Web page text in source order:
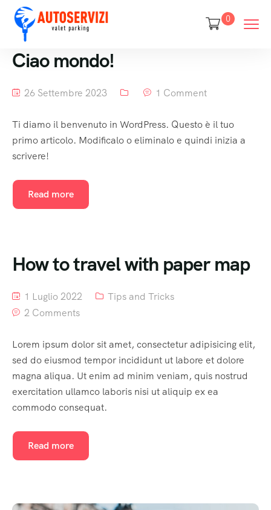
0
Ciao mondo!
26 Settembre 2023 1 Comment
Ti diamo il benvenuto in WordPress. Questo è il tuo
primo articolo. Modificalo o eliminalo e quindi inizia a
scrivere!
Read more
How to travel with paper map
1 Luglio 2022
Tips and Tricks
2 Comments
Lorem ipsum dolor sit amet, consectetur adipisicing elit,
sed do eiusmod tempor incididunt ut labore et dolore
magna aliqua. Ut enim ad minim veniam, quis nostrud
exercitation ullamco laboris nisi ut aliquip ex ea
commodo consequat.
Read more